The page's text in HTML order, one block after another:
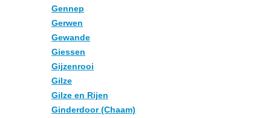
Gennep
Gerwen
Gewande
Giessen
Gijzenrooi
Gilze
Gilze en Rijen
Ginderdoor (Chaam)